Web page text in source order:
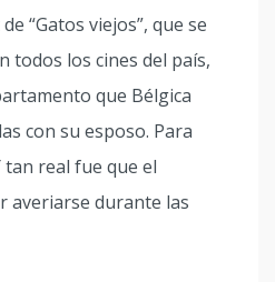
“Gatos viejos”, que se
todos los cines del país,
que Bélgica
con su esposo. Para
tan real fue que el
averiarse durante las